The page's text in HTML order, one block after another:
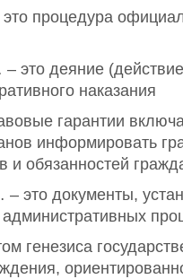
процедура
это деяние
наказания
гарантии
информировать
и обязанностей
это документы,
генезиса